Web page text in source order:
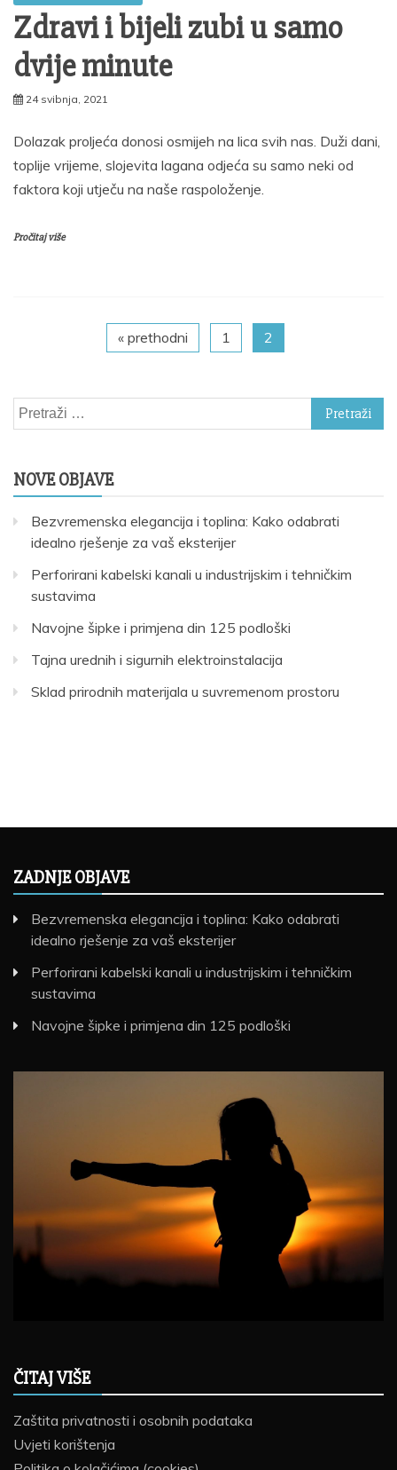
Zdravi i bijeli zubi u samo
dvije minute
24 svibnja, 2021
Dolazak proljeća donosi osmijeh na lica svih nas. Duži dani,
toplije vrijeme, slojevita lagana odjeća su samo neki od
faktora koji utječu na naše raspoloženje.
Pročitaj više
« prethodni 1 2
Pretraži:
NOVE OBJAVE
Bezvremenska elegancija i toplina: Kako odabrati
idealno rješenje za vaš eksterijer
Perforirani kabelski kanali u industrijskim i tehničkim
sustavima
Navojne šipke i primjena din 125 podloški
Tajna urednih i sigurnih elektroinstalacija
Sklad prirodnih materijala u suvremenom prostoru
ZADNJE OBJAVE
Bezvremenska elegancija i toplina: Kako odabrati
idealno rješenje za vaš eksterijer
Perforirani kabelski kanali u industrijskim i tehničkim
sustavima
Navojne šipke i primjena din 125 podloški
ČITAJ VIŠE
Zaštita privatnosti i osobnih podataka
Uvjeti korištenja